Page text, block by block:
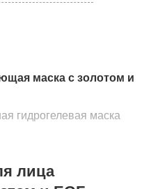
маска с золотом и
гидрогелевая маска
клеточные процессы
становится упругой и
лица